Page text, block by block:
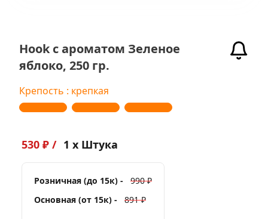
Hook с ароматом Зеленое
яблоко, 250 гр.
Крепость : крепкая
530 ₽ / 1 x Штука
Розничная (до 15к) -
990 ₽
Основная (от 15к) -
891 ₽